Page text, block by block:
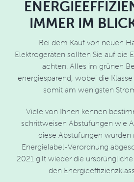
IMMER IM
Bei dem Kauf von neuen
Elektrogeräten sollten Sie auf die
achten. Alles im grünen
energiesparend, wobei die
somit am wenigsten
Viele von Ihnen kennen
schrittweisen Abstufungen wie
diese Abstufungen wurden
Energielabel-Verordnung
2021 gilt wieder die
den